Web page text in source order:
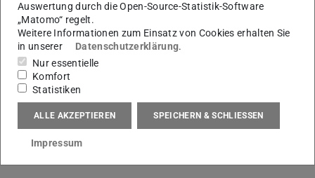
Auswertung durch die Open-Source-Statistik-Software
„Matomo“ regelt.
Weitere Informationen zum Einsatz von Cookies erhalten Sie
in unserer
Datenschutzerklärung.
Nur essentielle
Komfort
Statistiken
ALLE AKZEPTIEREN SPEICHERN & SCHLIESSEN
Impressum